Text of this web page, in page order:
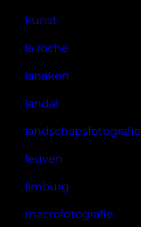
kunst
la roche
lanaken
landal
landschapsfotografie
leuven
limburg
macrofotografie